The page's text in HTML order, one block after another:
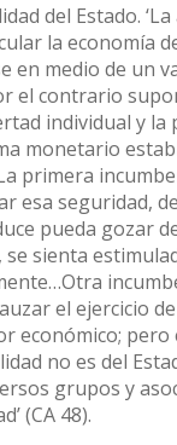
del Estado.
la economía
en medio de un
el contrario
individual y la
monetario
primera
esa seguridad,
pueda gozar
sienta
el ejercicio
económico; pero
no es del
grupos y
(CA 48).